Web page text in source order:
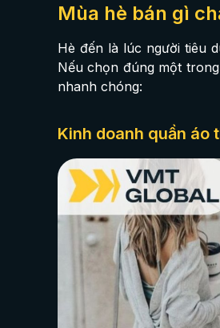
Mùa hè bán gì
Hè đến là lúc người tiêu
Nếu chọn đúng một
nhanh chóng:
Kinh doanh quần áo